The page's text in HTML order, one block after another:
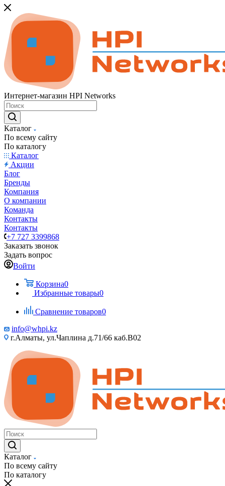
Интернет-магазин HPI Networks
Каталог
По всему сайту
По каталогу
Каталог
Акции
Блог
Бренды
Компания
О компании
Команда
Контакты
Контакты
+7 727 3399868
Заказать звонок
Задать вопрос
Войти
Корзина0
Избранные товары0
Сравнение товаров0
info@whpi.kz
г.Алматы, ул.Чаплина д.71/66 каб.B02
Каталог
По всему сайту
По каталогу